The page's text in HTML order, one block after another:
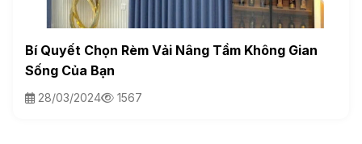
Bí Quyết Chọn Rèm Vải Nâng Tầm Không Gian
Sống Của Bạn
28/03/2024 1567